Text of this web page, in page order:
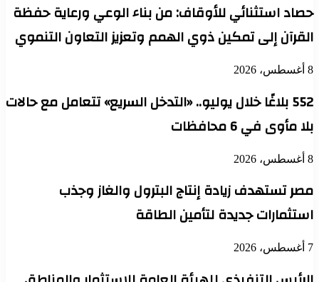
حصاد استثنائي للأوقاف: من بناء الوعي ورعاية حفظة
القرآن إلى تمكين ذوي الهمم وتعزيز التعاون التنموي
8 أغسطس، 2026
552 بلاغًا خلال يوليو.. «التدخل السريع» تتعامل مع حالات
بلا مأوى في 6 محافظات
8 أغسطس، 2026
مصر تستهدف زيادة إنتاج البترول والغاز وجذب
استثمارات جديدة لتأمين الطاقة
7 أغسطس، 2026